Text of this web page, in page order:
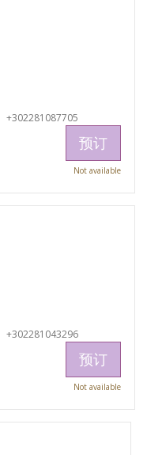
+302281087705
预订
Not available
+302281043296
预订
Not available